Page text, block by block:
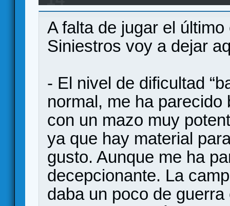
CHAMPIONS, un LCG en el universo Marvel
A falta de jugar el
Siniestros voy a dejar
- El nivel de dificultad
normal, me ha
con un mazo muy
ya que hay material
gusto. Aunque me ha
decepcionante. La
daba un poco de